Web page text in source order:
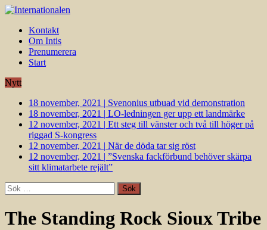
Kontakt
Om Intis
Prenumerera
Start
Nytt
18 november, 2021 | Svenonius utbuad vid demonstration
18 november, 2021 | LO-ledningen ger upp ett landmärke
12 november, 2021 | Ett steg till vänster och två till höger på
riggad S-kongress
12 november, 2021 | När de döda tar sig röst
12 november, 2021 | ”Svenska fackförbund behöver skärpa
sitt klimatarbete rejält”
Sök
efter:
The Standing Rock Sioux Tribe